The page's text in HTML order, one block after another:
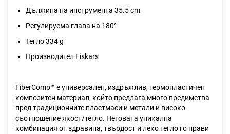
Дължина на инструмента 35.5 cm
Регулируема глава на 180°
Teгло 334 g
Производител Fiskars
FiberComp™ е универсален, издръжлив, термопластичен
композитен материал, който предлага много предимства
пред традиционните пластмаси и метали и високо
съотношение якост/тегло. Неговата уникална
комбинация от здравина, твърдост и леко тегло го прави